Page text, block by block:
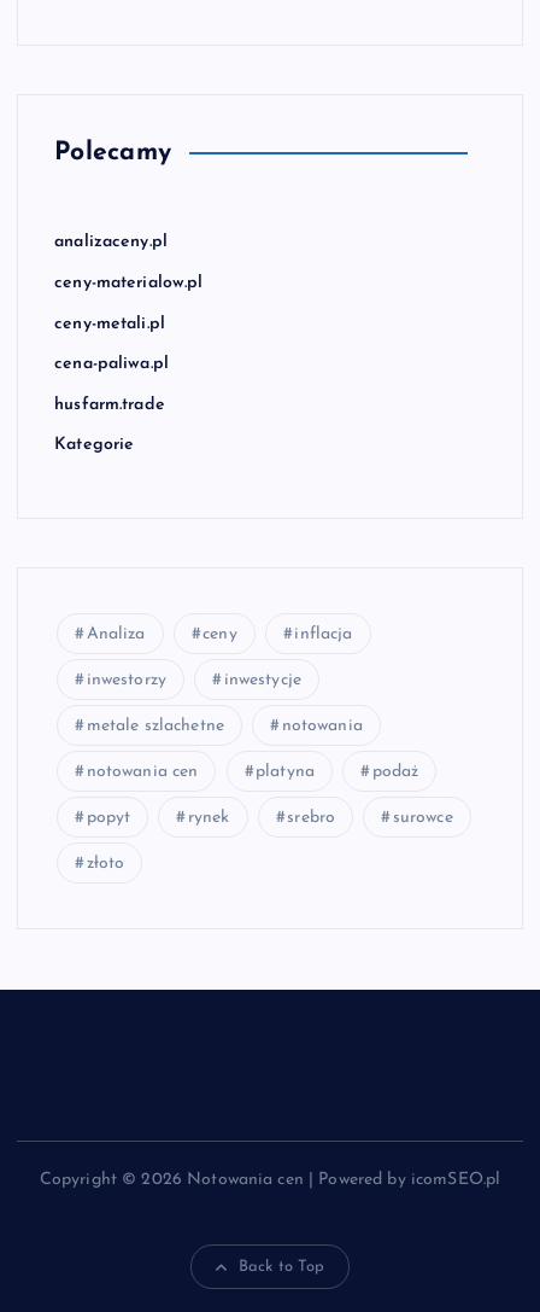
Polecamy
analizaceny.pl
ceny-materialow.pl
ceny-metali.pl
cena-paliwa.pl
husfarm.trade
Kategorie
Analiza ceny inflacja
inwestorzy inwestycje
metale szlachetne notowania
notowania cen platyna podaż
popyt rynek srebro surowce
złoto
Copyright © 2026 Notowania cen | Powered by icomSEO.pl
Back to Top